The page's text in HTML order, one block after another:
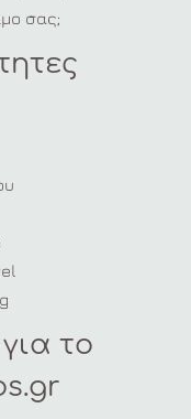
σας;
το